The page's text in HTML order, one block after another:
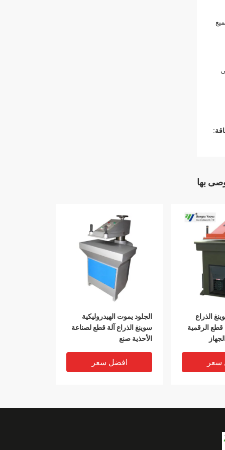
بها
الجلود يموت الهيدروليكية
سوينغ الذراع آلة قطع لصناعة
الأحذية صنع
افضل سعر
الذراع
قطع الرقمية
سعر